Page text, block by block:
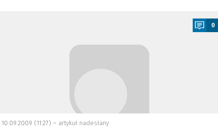
0
10.09.2009 (11:27) – artykuł nadesłany